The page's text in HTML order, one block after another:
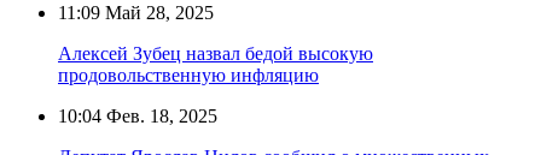
11:09 Май 28, 2025
Алексей Зубец назвал бедой высокую
продовольственную инфляцию
10:04 Фев. 18, 2025